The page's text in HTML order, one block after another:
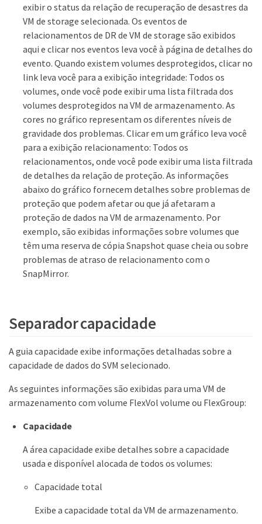
exibir o status da relação de recuperação de desastres da
VM de storage selecionada. Os eventos de
relacionamentos de DR de VM de storage são exibidos
aqui e clicar nos eventos leva você à página de detalhes do
evento. Quando existem volumes desprotegidos, clicar no
link leva você para a exibição integridade: Todos os
volumes, onde você pode exibir uma lista filtrada dos
volumes desprotegidos na VM de armazenamento. As
cores no gráfico representam os diferentes níveis de
gravidade dos problemas. Clicar em um gráfico leva você
para a exibição relacionamento: Todos os
relacionamentos, onde você pode exibir uma lista filtrada
de detalhes da relação de proteção. As informações
abaixo do gráfico fornecem detalhes sobre problemas de
proteção que podem afetar ou que já afetaram a
proteção de dados na VM de armazenamento. Por
exemplo, são exibidas informações sobre volumes que
têm uma reserva de cópia Snapshot quase cheia ou sobre
problemas de atraso de relacionamento com o
SnapMirror.
Separador capacidade
A guia capacidade exibe informações detalhadas sobre a
capacidade de dados do SVM selecionado.
As seguintes informações são exibidas para uma VM de
armazenamento com volume FlexVol volume ou FlexGroup:
Capacidade
A área capacidade exibe detalhes sobre a capacidade
usada e disponível alocada de todos os volumes:
Capacidade total
Exibe a capacidade total da VM de armazenamento.